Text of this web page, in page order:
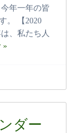
年一年の皆
。 【2020
、私たち人
»
ダー